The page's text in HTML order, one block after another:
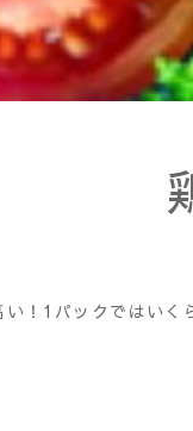
い！1パックではいく